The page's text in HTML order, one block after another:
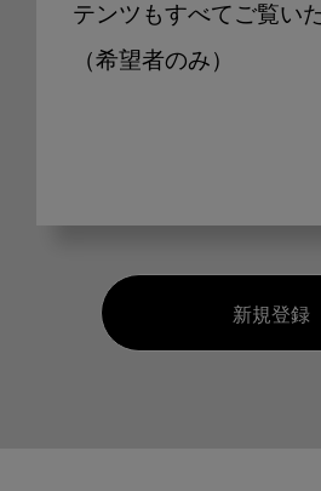
テンツもすべてご覧い
（希望者のみ）
新規登録